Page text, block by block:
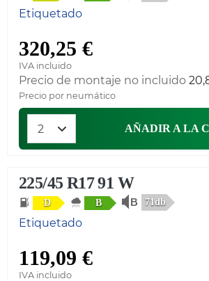
Etiquetado
320,25 €
IVA incluido
Precio de montaje no incluido
Precio por neumático
AÑADIR A LA
225/45 R17 91 W
D B 71db
Etiquetado
119,09 €
IVA incluido